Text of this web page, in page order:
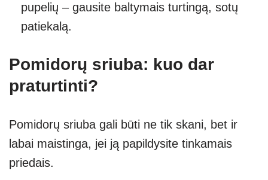
pupelių – gausite baltymais turtingą, sotų
patiekalą.
Pomidorų sriuba: kuo dar
praturtinti?
Pomidorų sriuba gali būti ne tik skani, bet ir
labai maistinga, jei ją papildysite tinkamais
priedais.